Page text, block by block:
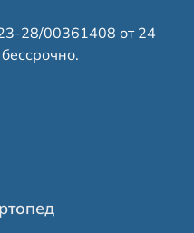
28/00361408 от 24